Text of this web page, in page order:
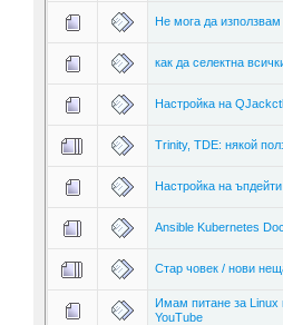
Не мога да
как да селектна
Настройка на
Trinity, TDE: някой
Настройка на ъпдейти
Ansible Kubernetes
Стар човек / нови
Имам питане за Linux
YouTube